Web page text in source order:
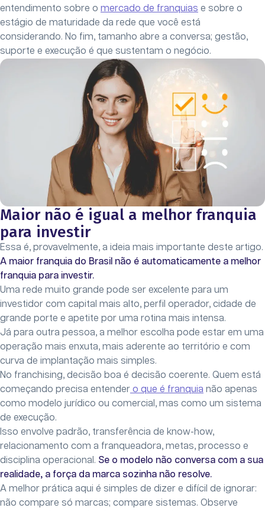
entendimento sobre o mercado de franquias e sobre o
estágio de maturidade da rede que você está
considerando. No fim, tamanho abre a conversa; gestão,
suporte e execução é que sustentam o negócio.
Maior não é igual a melhor franquia
para investir
Essa é, provavelmente, a ideia mais importante deste artigo.
A maior franquia do Brasil não é automaticamente a melhor
franquia para investir.
Uma rede muito grande pode ser excelente para um
investidor com capital mais alto, perfil operador, cidade de
grande porte e apetite por uma rotina mais intensa.
Já para outra pessoa, a melhor escolha pode estar em uma
operação mais enxuta, mais aderente ao território e com
curva de implantação mais simples.
No franchising, decisão boa é decisão coerente. Quem está
começando precisa entender o que é franquia não apenas
como modelo jurídico ou comercial, mas como um sistema
de execução.
Isso envolve padrão, transferência de know-how,
relacionamento com a franqueadora, metas, processo e
disciplina operacional. Se o modelo não conversa com a sua
realidade, a força da marca sozinha não resolve.
A melhor prática aqui é simples de dizer e difícil de ignorar:
não compare só marcas; compare sistemas. Observe